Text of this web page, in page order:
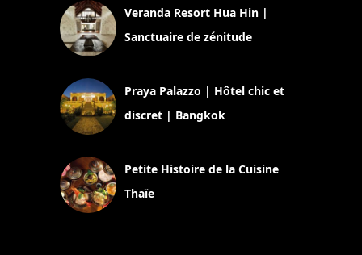
Veranda Resort Hua Hin |
Sanctuaire de zénitude
Praya Palazzo | Hôtel chic et
discret | Bangkok
Petite Histoire de la Cuisine
Thaïe